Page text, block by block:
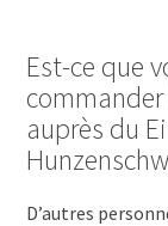
Est-ce que
commander
auprès du
D’autres